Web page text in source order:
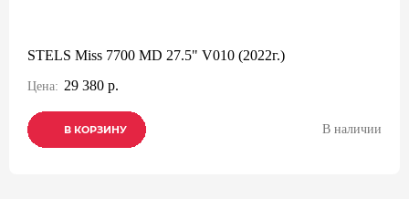
STELS Miss 7700 MD 27.5" V010 (2022г.)
Цена: 29 380 р.
В КОРЗИНУ
В КОРЗИНУ
В КОРЗИНУ В наличии